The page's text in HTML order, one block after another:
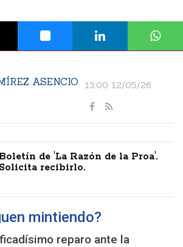
ASENCIO 13:00 12/05/26
Boletín de 'La Razón de la Proa'.
Solicita recibirlo.
mintiendo?
reparo ante la